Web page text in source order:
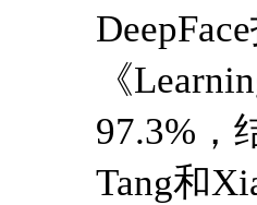
《
97.3%，
Tang和